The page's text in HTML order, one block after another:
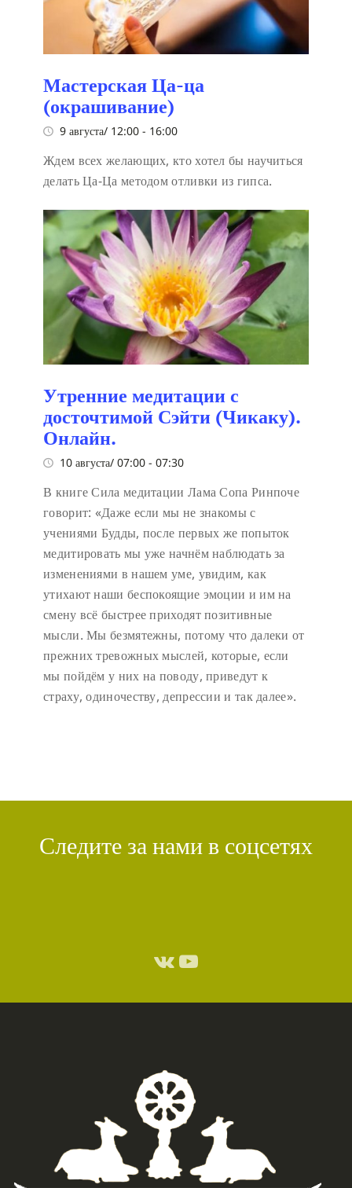
Мастерская Ца-ца
(окрашивание)
9 августа/ 12:00 - 16:00
Ждем всех желающих, кто хотел бы научиться
делать Ца-Ца методом отливки из гипса.
Утренние медитации с
досточтимой Сэйти (Чикаку).
Онлайн.
10 августа/ 07:00 - 07:30
В книге Сила медитации Лама Сопа Ринпоче
говорит: «Даже если мы не знакомы с
учениями Будды, после первых же попыток
медитировать мы уже начнём наблюдать за
изменениями в нашем уме, увидим, как
утихают наши беспокоящие эмоции и им на
смену всё быстрее приходят позитивные
мысли. Мы безмятежны, потому что далеки от
прежних тревожных мыслей, которые, если
мы пойдём у них на поводу, приведут к
страху, одиночеству, депрессии и так далее».
Следите за нами в соцсетях